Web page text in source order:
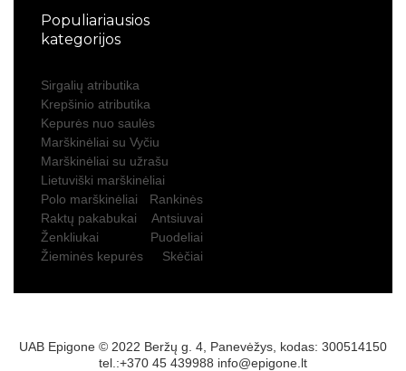
Populiariausios
kategorijos
Sirgalių atributika
Krepšinio atributika
Kepurės nuo saulės
Marškinėliai su Vyčiu
Marškinėliai su užrašu
Lietuviški marškinėliai
Polo marškinėliai
Rankinės
Raktų pakabukai
Antsiuvai
Ženkliukai
Puodeliai
Žieminės kepurės
Skėčiai
UAB Epigone © 2022 Beržų g. 4, Panevėžys, kodas: 300514150
tel.:+370 45 439988 info@epigone.lt